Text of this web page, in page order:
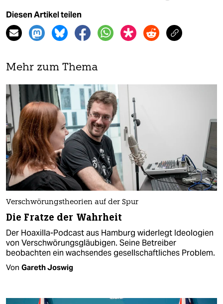
Diesen Artikel teilen
Mehr zum Thema
Verschwörungstheorien auf der Spur
Die Fratze der Wahrheit
Der Hoaxilla-Podcast aus Hamburg widerlegt Ideologien
von Verschwörungsgläubigen. Seine Betreiber
beobachten ein wachsendes gesellschaftliches Problem.
Von Gareth Joswig